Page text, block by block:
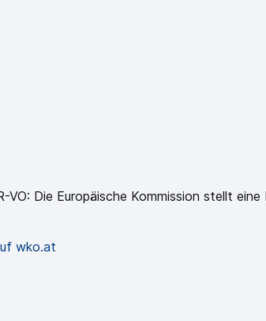
VO: Die Europäische Kommission stellt
wko.at